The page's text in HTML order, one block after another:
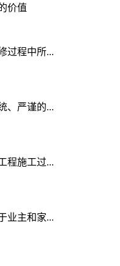
价值
过程中所...
、严谨的...
程施工过...
业主和家...